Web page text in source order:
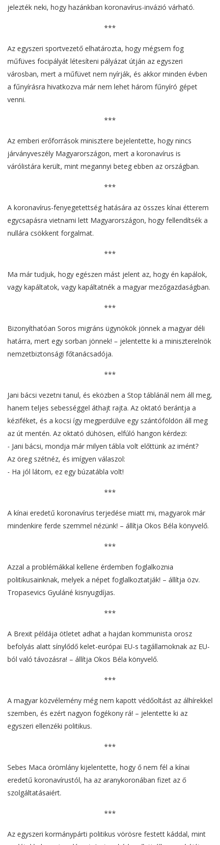
jelezték neki, hogy hazánkban koronavírus-invázió várható.
***
Az egyszeri sportvezető elhatározta, hogy mégsem fog
műfüves focipályát létesíteni pályázat útján az egyszeri
városban, mert a műfüvet nem nyírják, és akkor minden évben
a fűnyírásra hivatkozva már nem lehet három fűnyíró gépet
venni.
***
Az emberi erőforrások minisztere bejelentette, hogy nincs
járványveszély Magyarországon, mert a koronavírus is
várólistára került, mint megannyi beteg ebben az országban.
***
A koronavírus-fenyegetettség hatására az összes kínai étterem
egycsapásra vietnami lett Magyarországon, hogy fellendítsék a
nullára csökkent forgalmat.
***
Ma már tudjuk, hogy egészen mást jelent az, hogy én kapálok,
vagy kapáltatok, vagy kapáltatnék a magyar mezőgazdaságban.
***
Bizonyíthatóan Soros migráns ügynökök jönnek a magyar déli
határra, mert egy sorban jönnek! – jelentette ki a miniszterelnök
nemzetbiztonsági főtanácsadója.
***
Jani bácsi vezetni tanul, és eközben a Stop táblánál nem áll meg,
hanem teljes sebességgel áthajt rajta. Az oktató berántja a
kéziféket, és a kocsi így megperdülve egy szántóföldön áll meg
az út mentén. Az oktató dühösen, elfúló hangon kérdezi:
- Jani bácsi, mondja már milyen tábla volt előttünk az imént?
Az öreg szétnéz, és imígyen válaszol:
- Ha jól látom, ez egy búzatábla volt!
***
A kínai eredetű koronavírus terjedése miatt mi, magyarok már
mindenkire ferde szemmel nézünk! – állítja Okos Béla könyvelő.
***
Azzal a problémákkal kellene érdemben foglalkoznia
politikusainknak, melyek a népet foglalkoztatják! – állítja özv.
Tropasevics Gyuláné kisnyugdíjas.
***
A Brexit példája ötletet adhat a hajdan kommunista orosz
befolyás alatt sínylődő kelet-európai EU-s tagállamoknak az EU-
ból való távozásra! – állítja Okos Béla könyvelő.
***
A magyar közvélemény még nem kapott védőoltást az álhírekkel
szemben, és ezért nagyon fogékony rá! – jelentette ki az
egyszeri ellenzéki politikus.
***
Sebes Maca örömlány kijelentette, hogy ő nem fél a kínai
eredetű koronavírustól, ha az aranykoronában fizet az ő
szolgáltatásaiért.
***
Az egyszeri kormánypárti politikus vörösre festett káddal, mint